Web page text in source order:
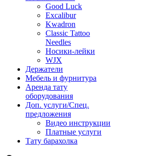
Good Luck
Excalibur
Kwadron
Classic Tattoo
Needles
Носики-лейки
WJX
Держатели
Мебель и фурнитура
Аренда тату
оборудования
Доп. услуги/Спец.
предложения
Видео инструкции
Платные услуги
Тату барахолка